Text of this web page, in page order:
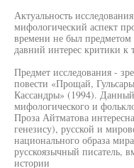
Актуальность
мифологический аспект
времени не был предметом
давний интерес критики к
Предмет исследования -
повести «Прощай,
Кассандры» (1994).
мифологического и
Проза Айтматова
генезису), русской и
национального образа
русскоязычный писатель,
истории